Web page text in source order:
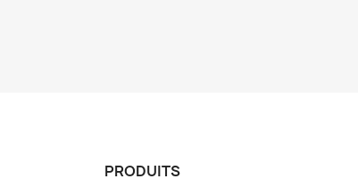
PRODUITS